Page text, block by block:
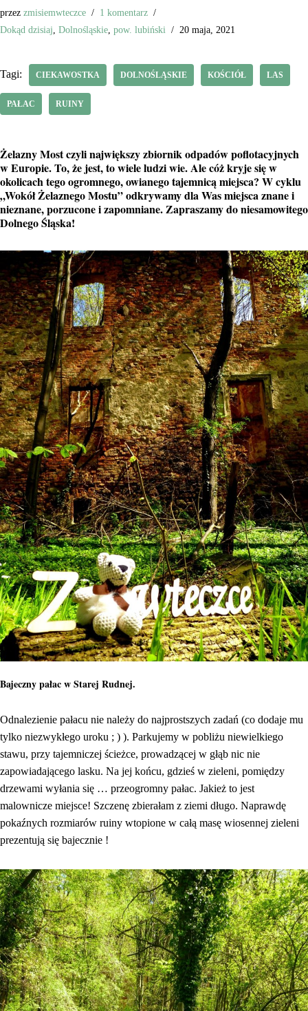
przez zmisiemwteczce
1 komentarz
Dokąd dzisiaj Dolnośląskie pow. lubiński 20 maja, 2021
Tagi: CIEKAWOSTKA DOLNOŚLĄSKIE KOŚCIÓŁ LAS
PAŁAC RUINY
Żelazny Most czyli największy zbiornik odpadów poflotacyjnych
w Europie. To, że jest, to wiele ludzi wie. Ale cóż kryje się w
okolicach tego ogromnego, owianego tajemnicą miejsca? W cyklu
„Wokół Żelaznego Mostu” odkrywamy dla Was miejsca znane i
nieznane, porzucone i zapomniane. Zapraszamy do niesamowitego
Dolnego Śląska!
Bajeczny pałac w Starej Rudnej.
Odnalezienie pałacu nie należy do najprostszych zadań (co dodaje mu
tylko niezwykłego uroku ; ) ). Parkujemy w pobliżu niewielkiego
stawu, przy tajemniczej ścieżce, prowadzącej w głąb nic nie
zapowiadającego lasku. Na jej końcu, gdzieś w zieleni, pomiędzy
drzewami wyłania się … przeogromny pałac. Jakież to jest
malownicze miejsce! Szczenę zbierałam z ziemi długo. Naprawdę
pokaźnych rozmiarów ruiny wtopione w całą masę wiosennej zieleni
prezentują się bajecznie !